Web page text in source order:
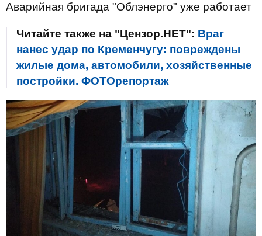
Аварийная бригада "Облэнерго" уже работает
Читайте также на "Цензор.НЕТ": Враг
нанес удар по Кременчугу: повреждены
жилые дома, автомобили, хозяйственные
постройки. ФОТОрепортаж